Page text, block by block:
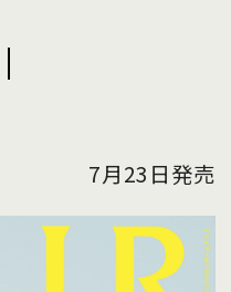
7月23日発売